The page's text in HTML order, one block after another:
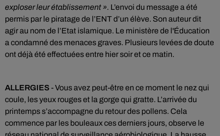
exploser leur établissement ». L’envoi du message a été
permis par le piratage de l’ENT d’un élève. Son auteur dit
agir au nom de l’Etat islamique. Le ministère de l'Éducation
a condamné des menaces graves. Plusieurs levées de doute
ont déjà été effectuées entre hier soir et ce matin.
ALLERGIES - Vous avez peut-être en ce moment le nez qui
coule, les yeux rouges et la gorge qui gratte. L’arrivée du
printemps s’accompagne du retour des pollens. Cela
commence par les bouleaux ces derniers jours, observe le